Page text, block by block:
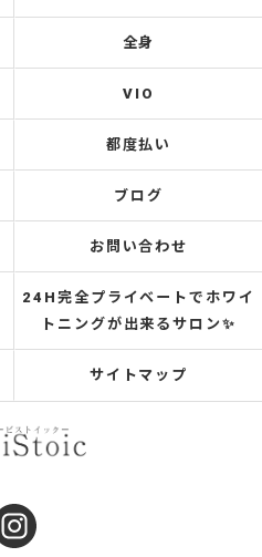
全身
VIO
都度払い
ブログ
お問い合わせ
24H完全プライベートでホワイ
トニングが出来るサロン✨
サイトマップ